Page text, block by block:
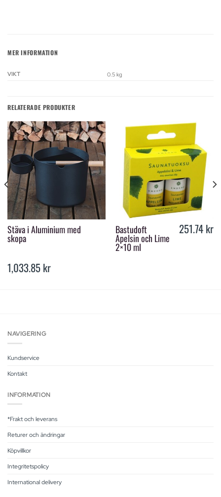
MER INFORMATION
VIKT 0.5 kg
RELATERADE PRODUKTER
Stäva i Aluminium med
skopa
1,033.85kr
Bastudoft
Apelsin och Lime
2×10 ml
251.74kr
NAVIGERING
Kundservice
Kontakt
INFORMATION
*Frakt och leverans
Returer och ändringar
Köpvillkor
Integritetspolicy
International delivery